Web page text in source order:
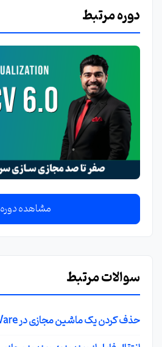
دوره مرتبط
مشاهده دوره
سوالات مرتبط
حذف کردن یک ماشین مجازی در VMWare